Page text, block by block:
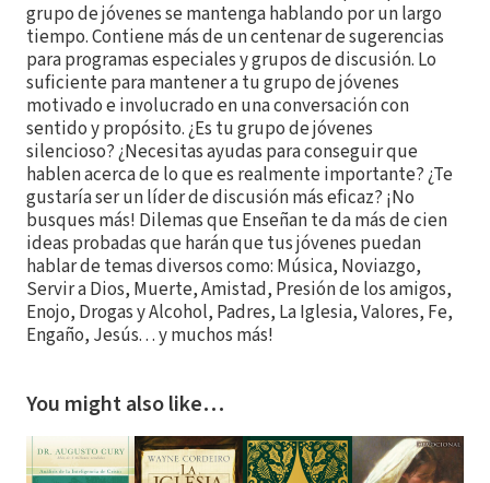
grupo de jóvenes se mantenga hablando por un largo
tiempo. Contiene más de un centenar de sugerencias
para programas especiales y grupos de discusión. Lo
suficiente para mantener a tu grupo de jóvenes
motivado e involucrado en una conversación con
sentido y propósito. ¿Es tu grupo de jóvenes
silencioso? ¿Necesitas ayudas para conseguir que
hablen acerca de lo que es realmente importante? ¿Te
gustaría ser un líder de discusión más eficaz? ¡No
busques más! Dilemas que Enseñan te da más de cien
ideas probadas que harán que tus jóvenes puedan
hablar de temas diversos como: Música, Noviazgo,
Servir a Dios, Muerte, Amistad, Presión de los amigos,
Enojo, Drogas y Alcohol, Padres, La Iglesia, Valores, Fe,
Engaño, Jesús. . . y muchos más!
You might also like…